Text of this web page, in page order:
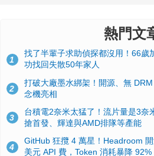
熱門文
1
找了半輩子求助偵探都沒用！66歲
功找回失散50年家人
2
打破大廠墨水綁架！開源、無
念機亮相
3
台積電2奈米太猛了！流片量是3奈
搶首發、輝達與AMD排隊等產能
4
GitHub 狂攬 4 萬星！Headroom
美元 API 費，Token 消耗暴降 92%